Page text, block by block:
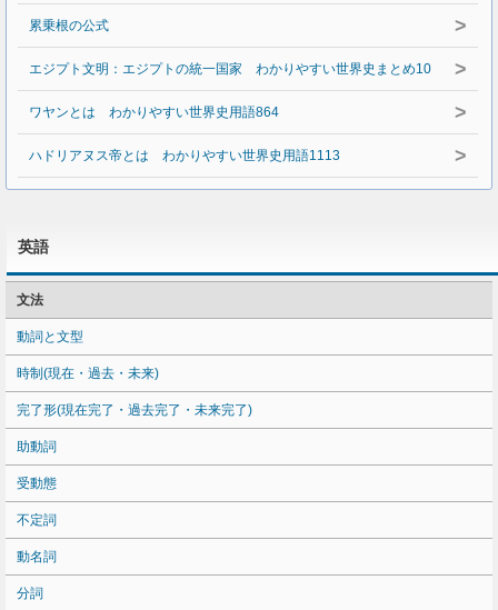
累乗根の公式 >
エジプト文明：エジプトの統一国家 わかりやすい世界史まとめ10 >
ワヤンとは わかりやすい世界史用語864 >
ハドリアヌス帝とは わかりやすい世界史用語1113 >
英語
文法
動詞と文型
時制(現在・過去・未来)
完了形(現在完了・過去完了・未来完了)
助動詞
受動態
不定詞
動名詞
分詞